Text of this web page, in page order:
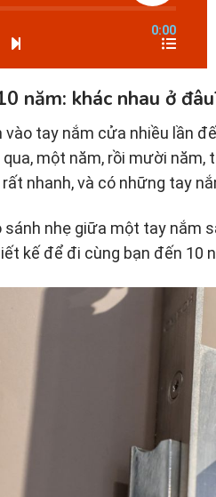
0:00
năm: khác nhau ở
vào tay nắm cửa nhiều lần
một năm, rồi mười năm,
nhanh, và có những tay
sánh nhẹ giữa một tay nắm
kế để đi cùng bạn đến 10